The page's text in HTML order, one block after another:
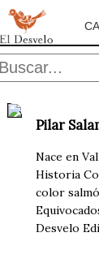
Pilar
Nace en
Historia
color
Desvelo